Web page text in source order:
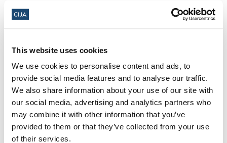
This website uses cookies
We use cookies to personalise content and ads, to
provide social media features and to analyse our traffic.
We also share information about your use of our site with
our social media, advertising and analytics partners who
may combine it with other information that you’ve
provided to them or that they’ve collected from your use
of their services.
des manifestations "haineuses" de la
Journée Al-Qods au Canada (National
21 mars 2025